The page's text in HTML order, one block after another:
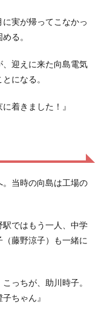
に実が帰ってこなかっ
る。
迎えに来た向島電気
になる。
着きました！』
当時の向島は工場の
ではもう一人、中学
藤野涼子）も一緒に
っちが、助川時子。
ちゃん』